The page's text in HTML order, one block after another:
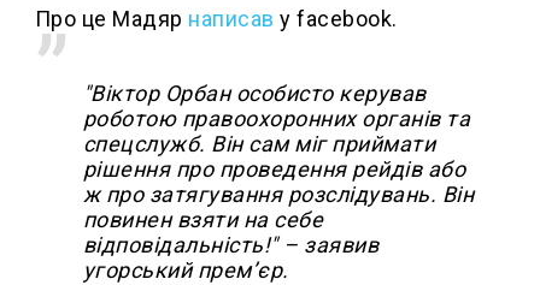
Про це Мадяр написав у facebook.
"Віктор Орбан особисто керував
роботою правоохоронних органів та
спецслужб. Він сам міг приймати
рішення про проведення рейдів або
ж про затягування розслідувань. Він
повинен взяти на себе
відповідальність!" – заявив
угорський премʼєр.